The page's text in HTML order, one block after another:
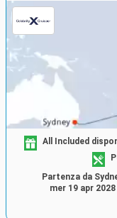
All Included
Partenza da
mer 19 apr 2028